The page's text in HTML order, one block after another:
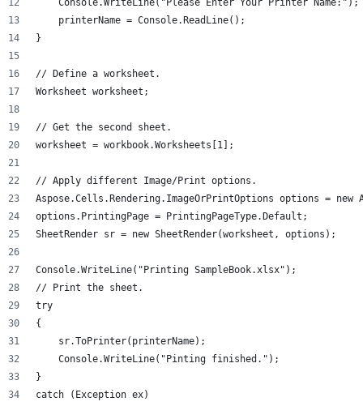
    Console.WriteLine("Please Enter Your Printer Name:");
    printerName = Console.ReadLine();
}
// Define a worksheet.
Worksheet worksheet;
// Get the second sheet.
worksheet = workbook.Worksheets[1];
// Apply different Image/Print options.
Aspose.Cells.Rendering.ImageOrPrintOptions options =
options.PrintingPage = PrintingPageType.Default;
SheetRender sr = new SheetRender(worksheet, options);
Console.WriteLine("Printing SampleBook.xlsx");
// Print the sheet.
try
{
    sr.ToPrinter(printerName);
    Console.WriteLine("Pinting finished.");
}
catch (Exception ex)